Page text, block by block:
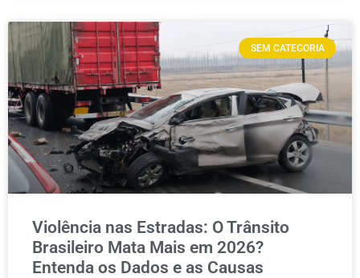
SEM CATEGORIA
Violência nas Estradas: O Trânsito
Brasileiro Mata Mais em 2026?
Entenda os Dados e as Causas